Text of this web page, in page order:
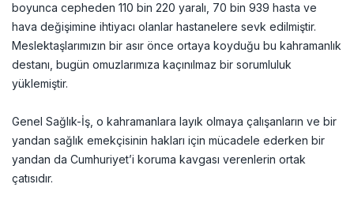
boyunca cepheden 110 bin 220 yaralı, 70 bin 939 hasta ve
hava değişimine ihtiyacı olanlar hastanelere sevk edilmiştir.
Meslektaşlarımızın bir asır önce ortaya koyduğu bu kahramanlık
destanı, bugün omuzlarımıza kaçınılmaz bir sorumluluk
yüklemiştir.
Genel Sağlık-İş, o kahramanlara layık olmaya çalışanların ve bir
yandan sağlık emekçisinin hakları için mücadele ederken bir
yandan da Cumhuriyet’i koruma kavgası verenlerin ortak
çatısıdır.